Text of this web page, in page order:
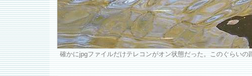
確かにjpgファイルだけテレコンがオン状態だった。このぐらい